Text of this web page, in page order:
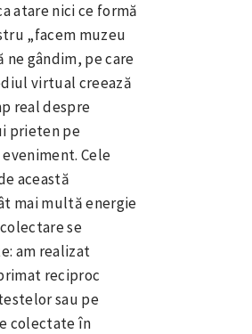
atare nici ce formă
„facem muzeu
ne gândim, pe care
virtual creează
real despre
prieten pe
Cele
această
mai multă energie
se
am realizat
reciproc
sau pe
colectate în